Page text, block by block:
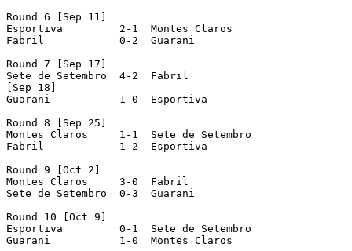
Round 6 [Sep 11]
Esportiva	  2-1  Montes Claros
Fabril		  0-2  Guarani
Round 7 [Sep 17]
Sete de Setembro  4-2  Fabril
[Sep 18]
Guarani		  1-0  Esportiva
Round 8 [Sep 25]
Montes Claros	  1-1  Sete de Setembro
Fabril		  1-2  Esportiva
Round 9 [Oct 2]
Montes Claros	  3-0  Fabril
Sete de Setembro  0-3  Guarani
Round 10 [Oct 9]
Esportiva	  0-1  Sete de Setembro
Guarani		  1-0  Montes Claros